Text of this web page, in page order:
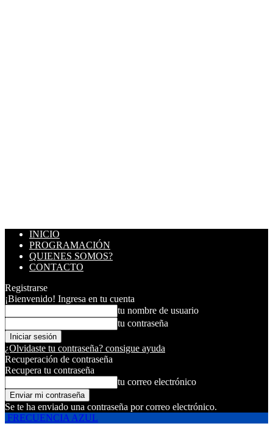
INICIO
PROGRAMACIÓN
QUIENES SOMOS?
CONTACTO
Registrarse
¡Bienvenido! Ingresa en tu cuenta
tu nombre de usuario
tu contraseña
¿Olvidaste tu contraseña? consigue ayuda
Recuperación de contraseña
Recupera tu contraseña
tu correo electrónico
Se te ha enviado una contraseña por correo electrónico.
FRECUENCIA AZUL